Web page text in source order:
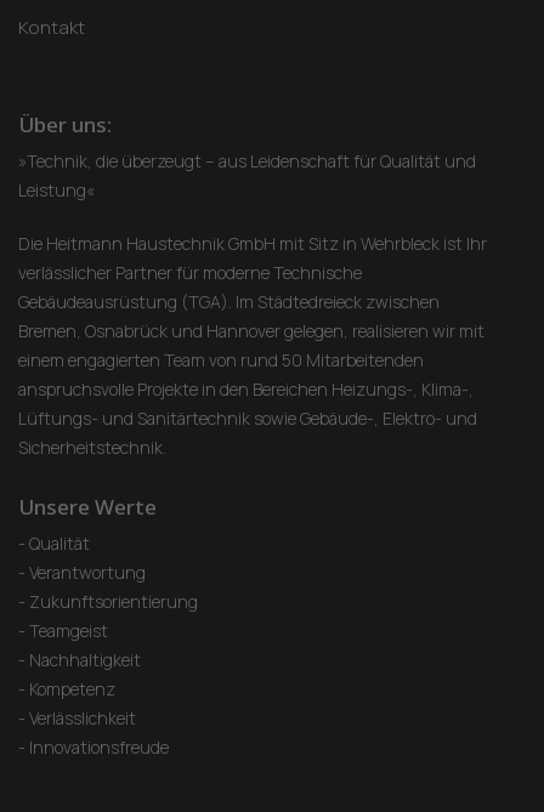
Kontakt
Unsere Werte
- Qualität
- Verantwortung
- Zukunftsorientierung
- Teamgeist
- Nachhaltigkeit
- Kompetenz
- Verlässlichkeit
- Innovationsfreude
Über uns:
»Technik, die überzeugt – aus Leidenschaft für Qualität und
Leistung«
Die Heitmann Haustechnik GmbH mit Sitz in Wehrbleck ist Ihr
verlässlicher Partner für moderne Technische
Gebäudeausrüstung (TGA). Im Städtedreieck zwischen
Bremen, Osnabrück und Hannover gelegen, realisieren wir mit
einem engagierten Team von rund 50 Mitarbeitenden
anspruchsvolle Projekte in den Bereichen Heizungs-, Klima-,
Lüftungs- und Sanitärtechnik sowie Gebäude-, Elektro- und
Sicherheitstechnik.